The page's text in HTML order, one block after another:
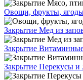
Овощи, фрукты,
Закрытие Мед из
Закрытие
Закрытие Перекусы и